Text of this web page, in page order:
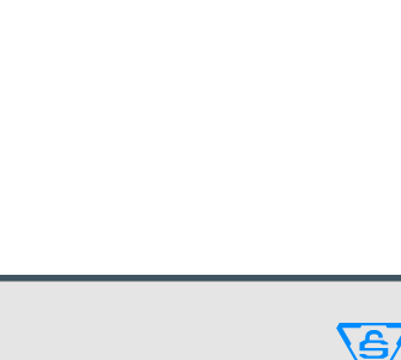
27,720 27,720 27,720